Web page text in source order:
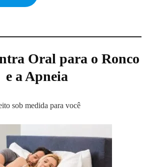
Oral para o Ronco
e a Apneia
sob medida para você